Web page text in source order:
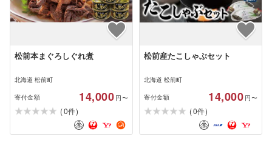
松前本まぐろしぐれ煮
北海道 松前町
寄付金額 14,000 円〜
(0件)
松前産たこしゃぶセット
北海道 松前町
寄付金額 14,000 円〜
(0件)